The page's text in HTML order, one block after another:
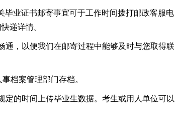
业证书邮寄事宜可于工作时间拨打邮政客服电
递详情。
，以便我们在邮寄过程中能够及时与您取得联
档案管理部门存档。
的时间上传毕业生数据。考生或用人单位可以